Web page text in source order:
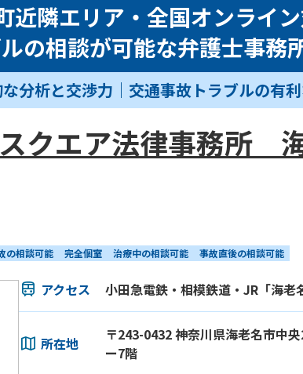
近隣エリア・全国オンライ
の相談が可能な弁護士事務
な分析と交渉力｜交通事故トラブルの有
クエア法律事務所
の相談可能 完全個室 治療中の相談可能 事故直後の相談可能
アクセス 小田急電鉄・相模鉄道・JR「海老
所在地
〒243-0432 神奈川県海老名市中
ー7階